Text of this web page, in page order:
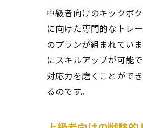
中級者向けのキックボ
に向けた専門的なトレ
のプランが組まれてい
にスキルアップが可能
対応力を磨くことがで
るのです。